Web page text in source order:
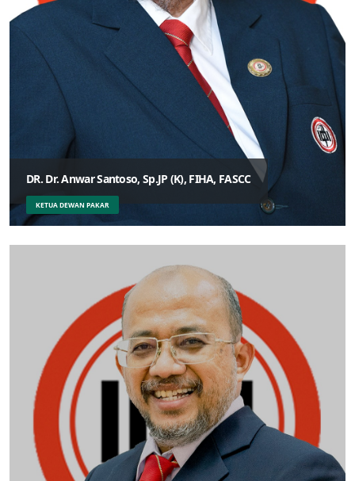
DR. Dr. Anwar Santoso, Sp.JP (K), FIHA, FASCC
KETUA DEWAN PAKAR